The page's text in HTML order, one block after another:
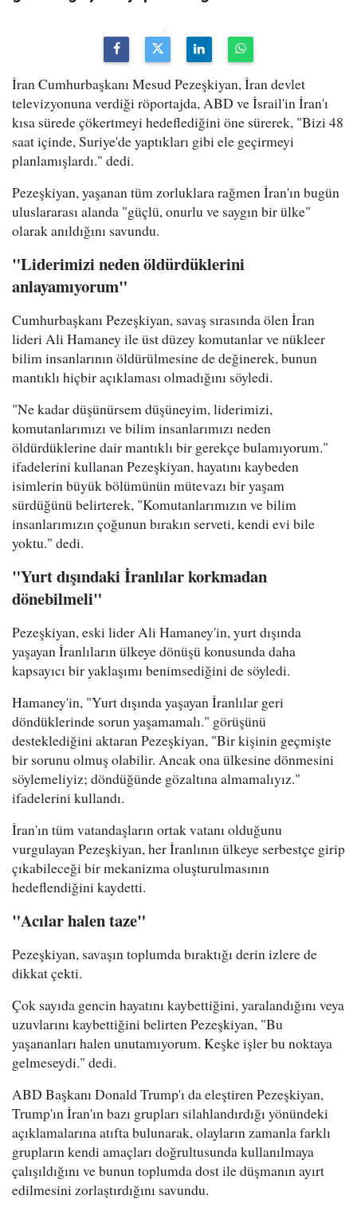
İran Cumhurbaşkanı Mesud Pezeşkiyan, İran devlet
televizyonuna verdiği röportajda, ABD ve İsrail'in İran'ı
kısa sürede çökertmeyi hedeflediğini öne sürerek, "Bizi 48
saat içinde, Suriye'de yaptıkları gibi ele geçirmeyi
planlamışlardı." dedi.
Pezeşkiyan, yaşanan tüm zorluklara rağmen İran'ın bugün
uluslararası alanda "güçlü, onurlu ve saygın bir ülke"
olarak anıldığını savundu.
"Liderimizi neden öldürdüklerini
anlayamıyorum"
Cumhurbaşkanı Pezeşkiyan, savaş sırasında ölen İran
lideri Ali Hamaney ile üst düzey komutanlar ve nükleer
bilim insanlarının öldürülmesine de değinerek, bunun
mantıklı hiçbir açıklaması olmadığını söyledi.
"Ne kadar düşünürsem düşüneyim, liderimizi,
komutanlarımızı ve bilim insanlarımızı neden
öldürdüklerine dair mantıklı bir gerekçe bulamıyorum."
ifadelerini kullanan Pezeşkiyan, hayatını kaybeden
isimlerin büyük bölümünün mütevazı bir yaşam
sürdüğünü belirterek, "Komutanlarımızın ve bilim
insanlarımızın çoğunun bırakın serveti, kendi evi bile
yoktu." dedi.
"Yurt dışındaki İranlılar korkmadan
dönebilmeli"
Pezeşkiyan, eski lider Ali Hamaney'in, yurt dışında
yaşayan İranlıların ülkeye dönüşü konusunda daha
kapsayıcı bir yaklaşımı benimsediğini de söyledi.
Hamaney'in, "Yurt dışında yaşayan İranlılar geri
döndüklerinde sorun yaşamamalı." görüşünü
desteklediğini aktaran Pezeşkiyan, "Bir kişinin geçmişte
bir sorunu olmuş olabilir. Ancak ona ülkesine dönmesini
söylemeliyiz; döndüğünde gözaltına almamalıyız."
ifadelerini kullandı.
İran'ın tüm vatandaşların ortak vatanı olduğunu
vurgulayan Pezeşkiyan, her İranlının ülkeye serbestçe girip
çıkabileceği bir mekanizma oluşturulmasının
hedeflendiğini kaydetti.
"Acılar halen taze"
Pezeşkiyan, savaşın toplumda bıraktığı derin izlere de
dikkat çekti.
Çok sayıda gencin hayatını kaybettiğini, yaralandığını veya
uzuvlarını kaybettiğini belirten Pezeşkiyan, "Bu
yaşananları halen unutamıyorum. Keşke işler bu noktaya
gelmeseydi." dedi.
ABD Başkanı Donald Trump'ı da eleştiren Pezeşkiyan,
Trump'ın İran'ın bazı grupları silahlandırdığı yönündeki
açıklamalarına atıfta bulunarak, olayların zamanla farklı
grupların kendi amaçları doğrultusunda kullanılmaya
çalışıldığını ve bunun toplumda dost ile düşmanın ayırt
edilmesini zorlaştırdığını savundu.